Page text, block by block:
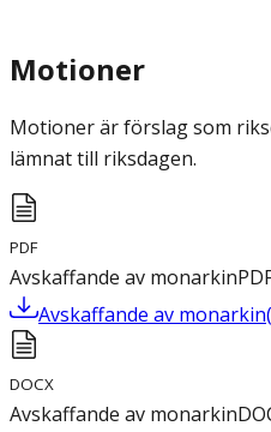
Motioner
Motioner är förslag som
lämnat till riksdagen.
PDF
Avskaffande av monarkin
Avskaffande av monarkin(
DOCX
Avskaffande av monarkin